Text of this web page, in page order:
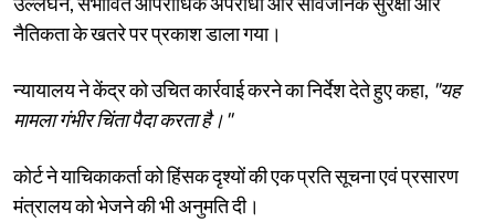
नैतिकता के खतरे पर प्रकाश डाला गया।
न्यायालय ने केंद्र को उचित कार्रवाई करने का निर्देश देते हुए कहा, "यह
मामला गंभीर चिंता पैदा करता है।"
कोर्ट ने याचिकाकर्ता को हिंसक दृश्यों की एक प्रति सूचना एवं प्रसारण
मंत्रालय को भेजने की भी अनुमति दी।